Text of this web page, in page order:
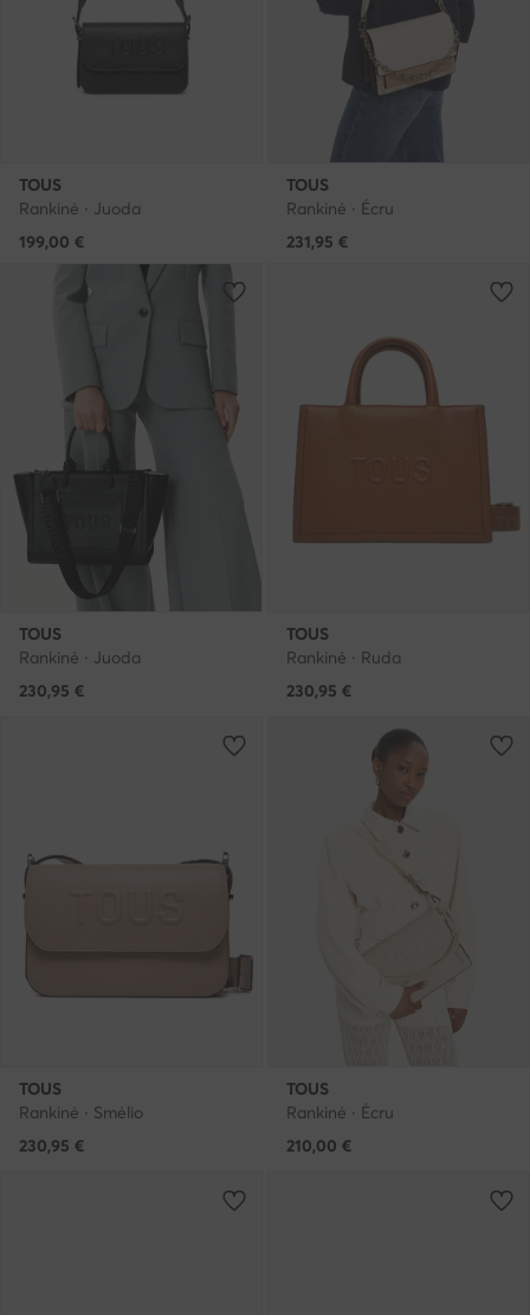
TOUS
Rankinė · Juoda
199,00 €
TOUS
Rankinė · Écru
231,95 €
TOUS
Rankinė · Juoda
230,95 €
TOUS
Rankinė · Ruda
230,95 €
TOUS
Rankinė · Smėlio
230,95 €
TOUS
Rankinė · Écru
210,00 €